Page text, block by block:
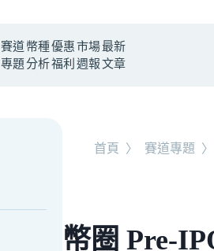
賽道
專題
幣種
分析
優惠
福利
市場
週報
最新
文章
首頁 〉 賽道專題 〉
幣圈 Pre-